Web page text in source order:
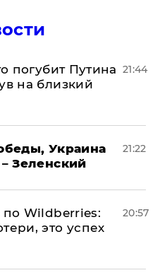
погубит Путина
на близкий
21:44
Украина
Зеленский
21:22
по Wildberries:
это успех
20:57